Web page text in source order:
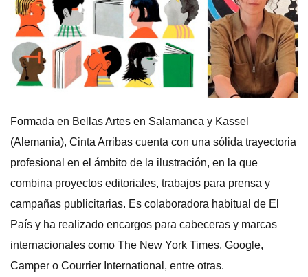
Formada en Bellas Artes en Salamanca y Kassel
(Alemania), Cinta Arribas cuenta con una sólida trayectoria
profesional en el ámbito de la ilustración, en la que
combina proyectos editoriales, trabajos para prensa y
campañas publicitarias. Es colaboradora habitual de El
País y ha realizado encargos para cabeceras y marcas
internacionales como The New York Times, Google,
Camper o Courrier International, entre otras.